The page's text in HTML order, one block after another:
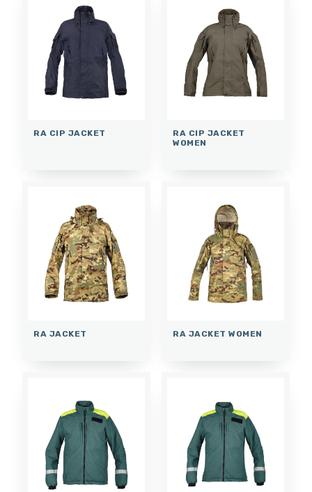
ACCESSOARER
RA CIP JACKET
RA CIP JACKET
WOMEN
RA JACKET RA JACKET WOMEN